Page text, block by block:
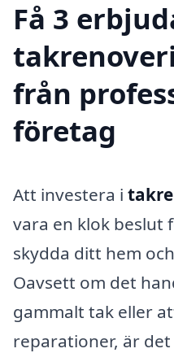
Få 3
från
företag
Att investera i
vara en klok beslut
skydda ditt hem
Oavsett om det
gammalt tak eller
reparationer, är